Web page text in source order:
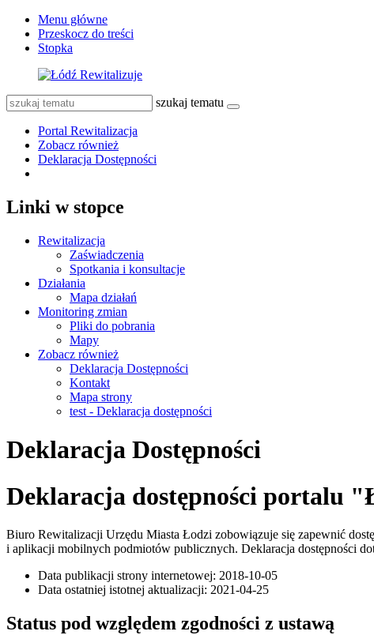
Menu główne
Przeskocz do treści
Stopka
szukaj tematu
Portal Rewitalizacja
Zobacz również
Deklaracja Dostępności
Linki w stopce
Rewitalizacja
Zaświadczenia
Spotkania i konsultacje
Działania
Mapa działań
Monitoring zmian
Pliki do pobrania
Mapy
Zobacz również
Deklaracja Dostępności
Kontakt
Mapa strony
test - Deklaracja dostępności
Deklaracja Dostępności
Deklaracja dostępności portalu
Biuro Rewitalizacji Urzędu Miasta Łodzi zobowiązuje się zapewnić
i aplikacji mobilnych podmiotów publicznych. Deklaracja dostępności
Data publikacji strony internetowej: 2018-10-05
Data ostatniej istotnej aktualizacji: 2021-04-25
Status pod względem zgodności z ustawą